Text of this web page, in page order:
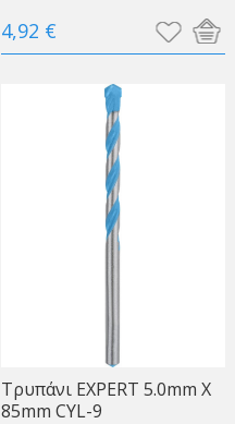
4,92 €
Τρυπάνι EXPERT 5.0mm X
85mm CYL-9